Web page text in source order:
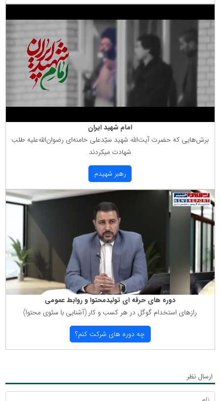
امام شهید ایران
برش‌هایی كه حضرت آیت‌الله شهید سیّدعلی خامنه‌ای رضوان‌الله‌علیه طلب
شهادت میكردند
رهبر شهیدم
دوره های حرفه ای تولیدمحتوا و روابط عمومی
رازهای استخدام گوگل در هر كسب و كار (آشنایی با سئوی محتوا)
چه دوره های شركت كنم؟
ارسال نظر